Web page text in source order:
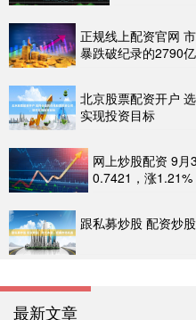
正规线上配资官网
暴跌破纪录的2790
北京股票配资开户
实现投资目标
网上炒股配资 9月
0.7421，涨1.21%
跟私募炒股 配资炒
最新文章